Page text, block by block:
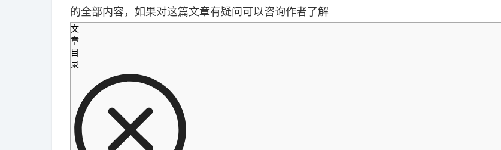
的全部内容，如果对这篇文章有疑问可以咨询作者了解
文
章
目
录